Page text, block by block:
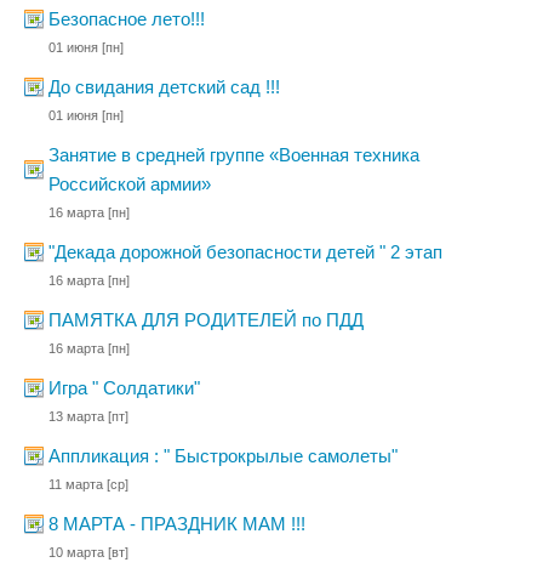
Безопасное лето!!!
01 июня [пн]
До свидания детский сад !!!
01 июня [пн]
Занятие в средней группе «Военная техника
Российской армии»
16 марта [пн]
"Декада дорожной безопасности детей " 2 этап
16 марта [пн]
ПАМЯТКА ДЛЯ РОДИТЕЛЕЙ по ПДД
16 марта [пн]
Игра " Солдатики"
13 марта [пт]
Аппликация : " Быстрокрылые самолеты"
11 марта [ср]
8 МАРТА - ПРАЗДНИК МАМ !!!
10 марта [вт]